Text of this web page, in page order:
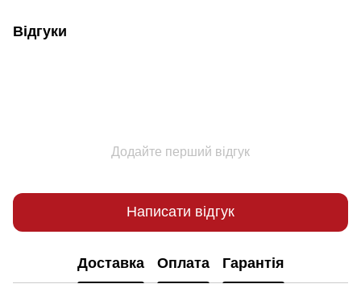
Відгуки
Додайте перший відгук
Написати відгук
Доставка Оплата Гарантія